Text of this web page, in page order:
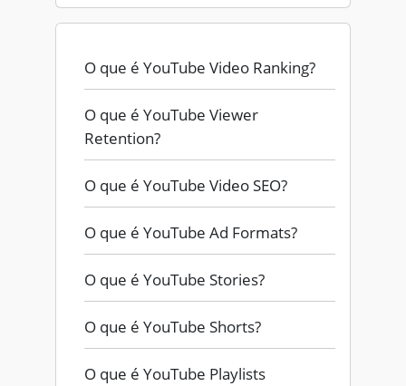
O que é YouTube Video Ranking?
O que é YouTube Viewer
Retention?
O que é YouTube Video SEO?
O que é YouTube Ad Formats?
O que é YouTube Stories?
O que é YouTube Shorts?
O que é YouTube Playlists